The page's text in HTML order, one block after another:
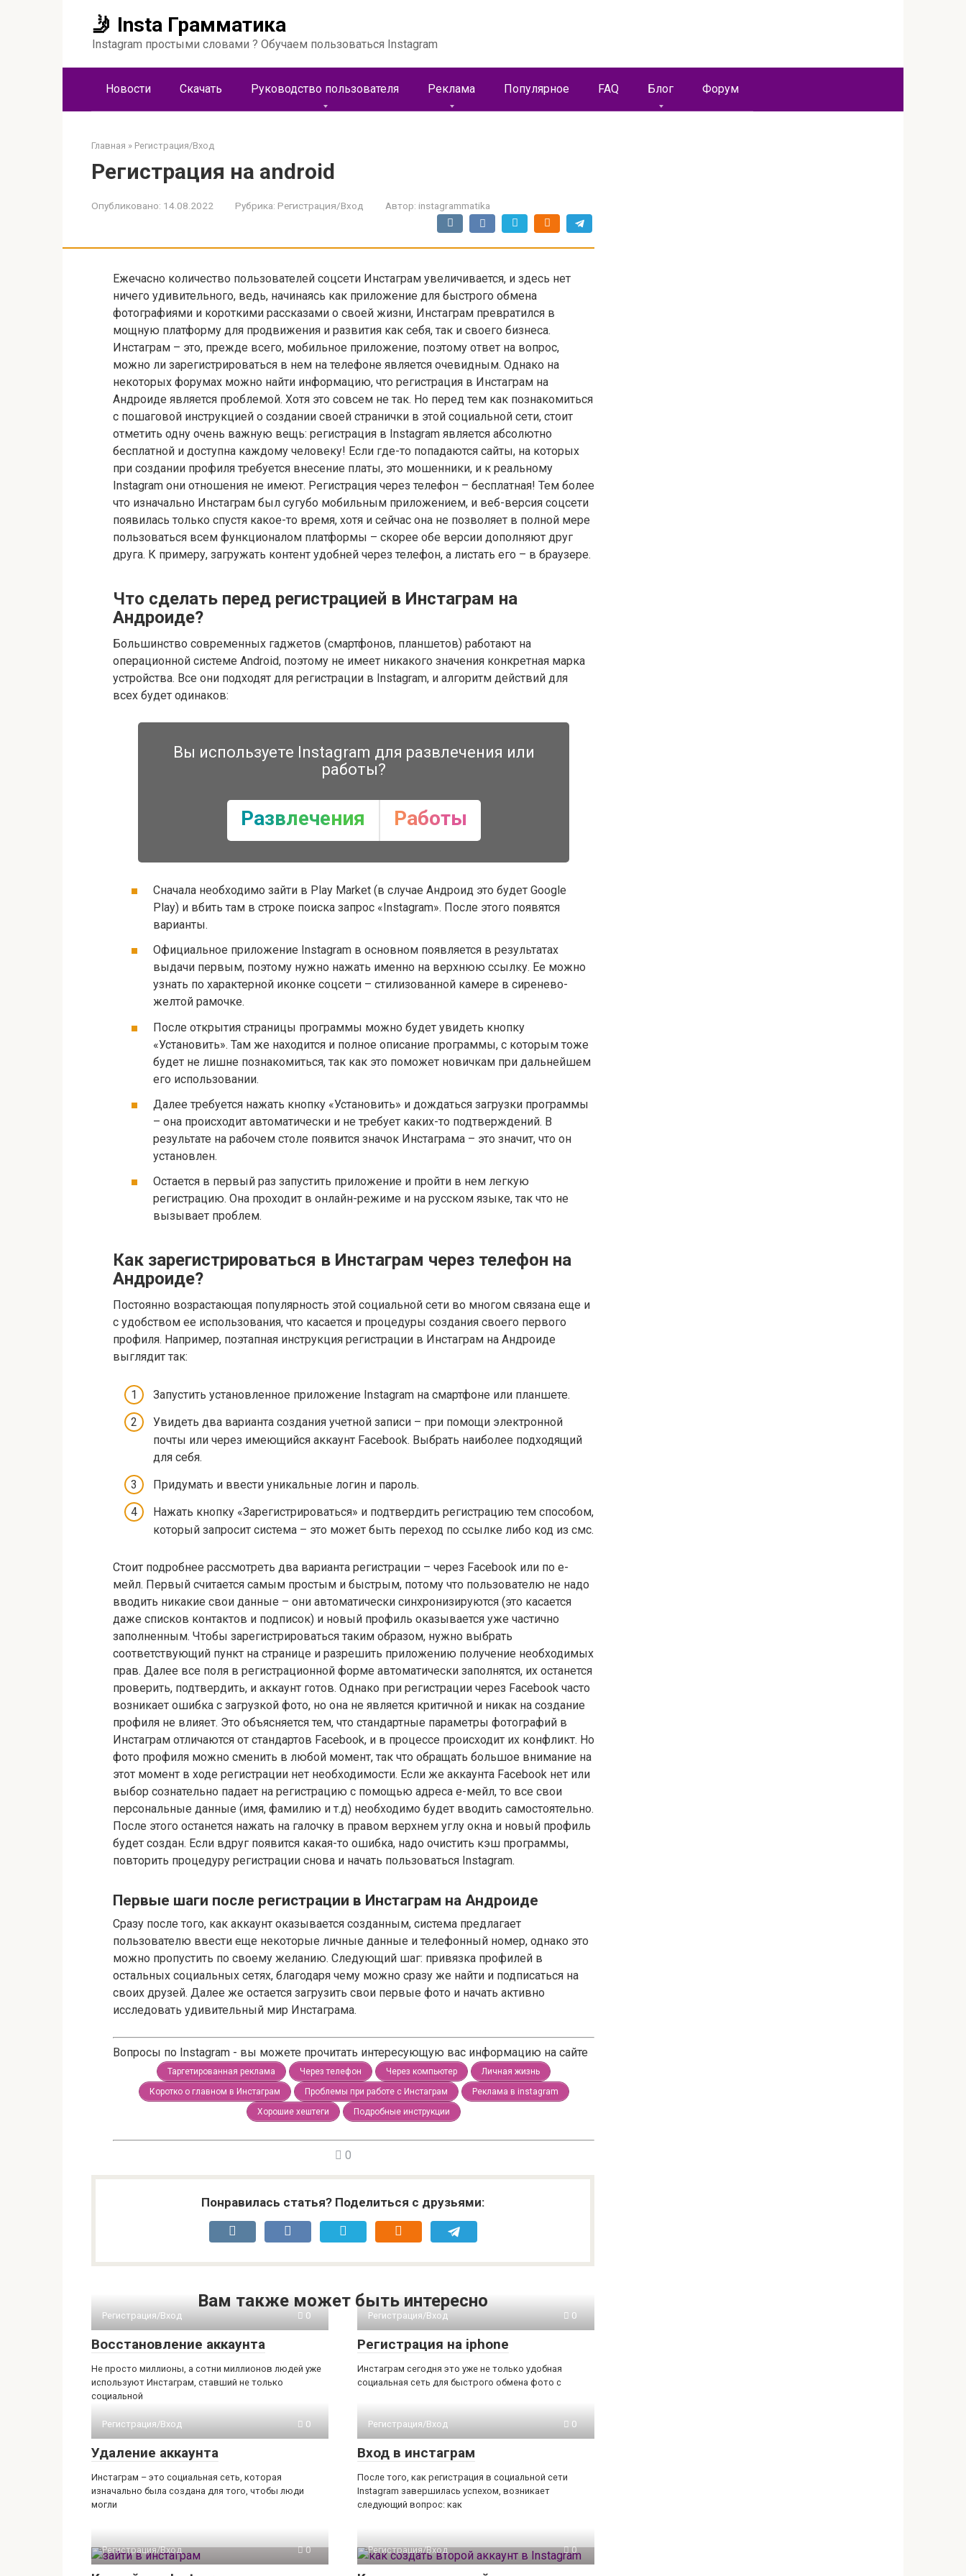
🤳 Insta Грамматика
Instagram простыми словами ? Обучаем пользоваться Instagram
Новости Скачать Руководство пользователя Реклама Популярное FAQ Блог Форум
Главная » Регистрация/Вход
Регистрация на android
Опубликовано: 14.08.2022 Рубрика: Регистрация/Вход Автор: instagrammatika
Ежечасно количество пользователей соцсети Инстаграм увеличивается, и здесь нет
ничего удивительного, ведь, начинаясь как приложение для быстрого обмена
фотографиями и короткими рассказами о своей жизни, Инстаграм превратился в
мощную платформу для продвижения и развития как себя, так и своего бизнеса.
Инстаграм – это, прежде всего, мобильное приложение, поэтому ответ на вопрос,
можно ли зарегистрироваться в нем на телефоне является очевидным. Однако на
некоторых форумах можно найти информацию, что регистрация в Инстаграм на
Андроиде является проблемой. Хотя это совсем не так. Но перед тем как познакомиться
с пошаговой инструкцией о создании своей странички в этой социальной сети, стоит
отметить одну очень важную вещь: регистрация в Instagram является абсолютно
бесплатной и доступна каждому человеку! Если где-то попадаются сайты, на которых
при создании профиля требуется внесение платы, это мошенники, и к реальному
Instagram они отношения не имеют. Регистрация через телефон – бесплатная! Тем более
что изначально Инстаграм был сугубо мобильным приложением, и веб-версия соцсети
появилась только спустя какое-то время, хотя и сейчас она не позволяет в полной мере
пользоваться всем функционалом платформы – скорее обе версии дополняют друг
друга. К примеру, загружать контент удобней через телефон, а листать его – в браузере.
Что сделать перед регистрацией в Инстаграм на
Андроиде?
Большинство современных гаджетов (смартфонов, планшетов) работают на
операционной системе Android, поэтому не имеет никакого значения конкретная марка
устройства. Все они подходят для регистрации в Instagram, и алгоритм действий для
всех будет одинаков:
Вы используете Instagram для развлечения или
работы?
Развлечения Работы
Сначала необходимо зайти в Play Market (в случае Андроид это будет Google
Play) и вбить там в строке поиска запрос «Instagram». После этого появятся
варианты.
Официальное приложение Instagram в основном появляется в результатах
выдачи первым, поэтому нужно нажать именно на верхнюю ссылку. Ее можно
узнать по характерной иконке соцсети – стилизованной камере в сиренево-
желтой рамочке.
После открытия страницы программы можно будет увидеть кнопку
«Установить». Там же находится и полное описание программы, с которым тоже
будет не лишне познакомиться, так как это поможет новичкам при дальнейшем
его использовании.
Далее требуется нажать кнопку «Установить» и дождаться загрузки программы
– она происходит автоматически и не требует каких-то подтверждений. В
результате на рабочем столе появится значок Инстаграма – это значит, что он
установлен.
Остается в первый раз запустить приложение и пройти в нем легкую
регистрацию. Она проходит в онлайн-режиме и на русском языке, так что не
вызывает проблем.
Как зарегистрироваться в Инстаграм через телефон на
Андроиде?
Постоянно возрастающая популярность этой социальной сети во многом связана еще и
с удобством ее использования, что касается и процедуры создания своего первого
профиля. Например, поэтапная инструкция регистрации в Инстаграм на Андроиде
выглядит так:
Запустить установленное приложение Instagram на смартфоне или планшете.
Увидеть два варианта создания учетной записи – при помощи электронной
почты или через имеющийся аккаунт Facebook. Выбрать наиболее подходящий
для себя.
Придумать и ввести уникальные логин и пароль.
Нажать кнопку «Зарегистрироваться» и подтвердить регистрацию тем способом,
который запросит система – это может быть переход по ссылке либо код из смс.
Стоит подробнее рассмотреть два варианта регистрации – через Facebook или по е-
мейл. Первый считается самым простым и быстрым, потому что пользователю не надо
вводить никакие свои данные – они автоматически синхронизируются (это касается
даже списков контактов и подписок) и новый профиль оказывается уже частично
заполненным. Чтобы зарегистрироваться таким образом, нужно выбрать
соответствующий пункт на странице и разрешить приложению получение необходимых
прав. Далее все поля в регистрационной форме автоматически заполнятся, их останется
проверить, подтвердить, и аккаунт готов. Однако при регистрации через Facebook часто
возникает ошибка с загрузкой фото, но она не является критичной и никак на создание
профиля не влияет. Это объясняется тем, что стандартные параметры фотографий в
Инстаграм отличаются от стандартов Facebook, и в процессе происходит их конфликт. Но
фото профиля можно сменить в любой момент, так что обращать большое внимание на
этот момент в ходе регистрации нет необходимости. Если же аккаунта Facebook нет или
выбор сознательно падает на регистрацию с помощью адреса е-мейл, то все свои
персональные данные (имя, фамилию и т.д) необходимо будет вводить самостоятельно.
После этого останется нажать на галочку в правом верхнем углу окна и новый профиль
будет создан. Если вдруг появится какая-то ошибка, надо очистить кэш программы,
повторить процедуру регистрации снова и начать пользоваться Instagram.
Первые шаги после регистрации в Инстаграм на Андроиде
Сразу после того, как аккаунт оказывается созданным, система предлагает
пользователю ввести еще некоторые личные данные и телефонный номер, однако это
можно пропустить по своему желанию. Следующий шаг: привязка профилей в
остальных социальных сетях, благодаря чему можно сразу же найти и подписаться на
своих друзей. Далее же остается загрузить свои первые фото и начать активно
исследовать удивительный мир Инстаграма.
Вопросы по Instagram - вы можете прочитать интересующую вас информацию на сайте
Таргетированная реклама Через телефон Через компьютер
Личная жизнь
Коротко о главном в Инстаграм
Проблемы при работе с Инстаграм
Реклама в instagram
Хорошие хештеги
Подробные инструкции
0
Понравилась статья? Поделиться с друзьями:
Вам также может быть интересно
Регистрация/Вход 0
Восстановление аккаунта
Не просто миллионы, а сотни миллионов людей уже
используют Инстаграм, ставший не только
социальной
Регистрация/Вход 0
Регистрация на iphone
Инстаграм сегодня это уже не только удобная
социальная сеть для быстрого обмена фото с
Регистрация/Вход 0
Удаление аккаунта
Инстаграм – это социальная сеть, которая
изначально была создана для того, чтобы люди
могли
Регистрация/Вход 0
Вход в инстаграм
После того, как регистрация в социальной сети
Instagram завершилась успехом, возникает
следующий вопрос: как
Регистрация/Вход 0 Регистрация/Вход 0